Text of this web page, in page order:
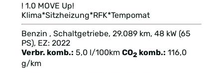
! 1.0 MOVE Up!
Klima*Sitzheizung*RFK*Tempomat
Benzin , Schaltgetriebe, 29.089 km, 48 kW (65
PS), EZ: 2022
Verbr. komb.: 5,0 l/100km CO2 komb.: 116,0
g/km